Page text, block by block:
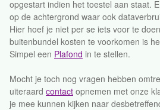
opgestart indien het toestel aan staat.
op de achtergrond waar ook
Hier hoef je niet per se iets voor te
buitenbundel kosten te voorkomen is
Simpel een Plafond in te stellen.
Mocht je toch nog vragen hebben
uiteraard contact opnemen met onze
je mee kunnen kijken naar